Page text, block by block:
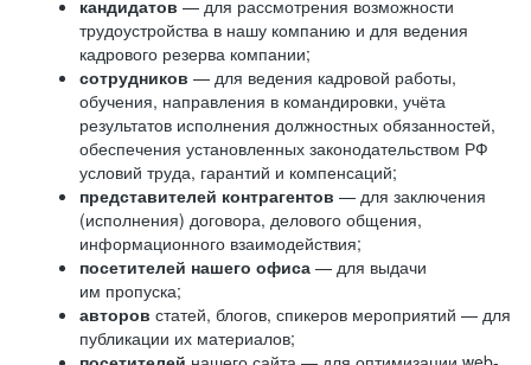
кандидатов — для рассмотрения возможности
трудоустройства в нашу компанию и для ведения
кадрового резерва компании;
сотрудников — для ведения кадровой работы,
обучения, направления в командировки, учёта
результатов исполнения должностных обязанностей,
обеспечения установленных законодательством РФ
условий труда, гарантий и компенсаций;
представителей контрагентов — для заключения
(исполнения) договора, делового общения,
информационного взаимодействия;
посетителей нашего офиса — для выдачи
им пропуска;
авторов статей, блогов, спикеров мероприятий — для
публикации их материалов;